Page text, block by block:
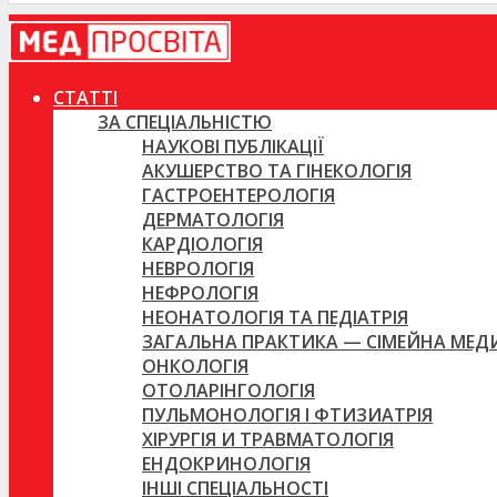
СТАТТІ
ЗА СПЕЦІАЛЬНІСТЮ
НАУКОВІ ПУБЛІКАЦІЇ
АКУШЕРСТВО ТА ГІНЕКОЛОГІЯ
ГАСТРОЕНТЕРОЛОГІЯ
ДЕРМАТОЛОГІЯ
КАРДІОЛОГІЯ
НЕВРОЛОГІЯ
НЕФРОЛОГІЯ
НЕОНАТОЛОГІЯ ТА ПЕДІАТРІЯ
ЗАГАЛЬНА ПРАКТИКА — СІМЕЙНА
ОНКОЛОГІЯ
ОТОЛАРІНГОЛОГІЯ
ПУЛЬМОНОЛОГІЯ І ФТИЗИАТРІЯ
ХІРУРГІЯ И ТРАВМАТОЛОГІЯ
ЕНДОКРИНОЛОГІЯ
ІНШІ СПЕЦІАЛЬНОСТІ